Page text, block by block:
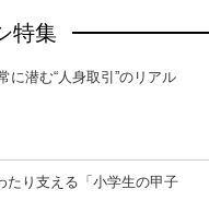
特集
に潜む“人身取引”のリアル
たり支える「小学生の甲子